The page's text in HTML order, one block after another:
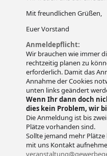
Mit freundlichen Grüßen,
Euer Vorstand
Anmeldepflicht:
Wir brauchen wie immer
rechtzeitig planen zu
erforderlich. Damit das
Annahme der Cookies
unten links geändert
Wenn Ihr dann doch
dies kein Problem, wir
Die Anmeldung ist bis
Plätze vorhanden sind.
Sollte jemand mehr
mit uns Kontakt